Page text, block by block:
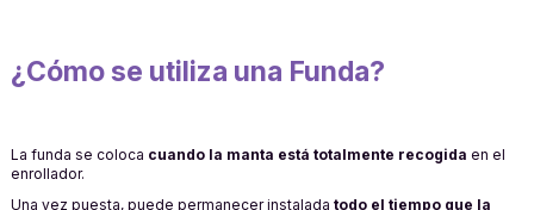
¿Cómo se utiliza una Funda?
La funda se coloca cuando la manta está totalmente recogida en el
enrollador.
Una vez puesta, puede permanecer instalada todo el tiempo que la